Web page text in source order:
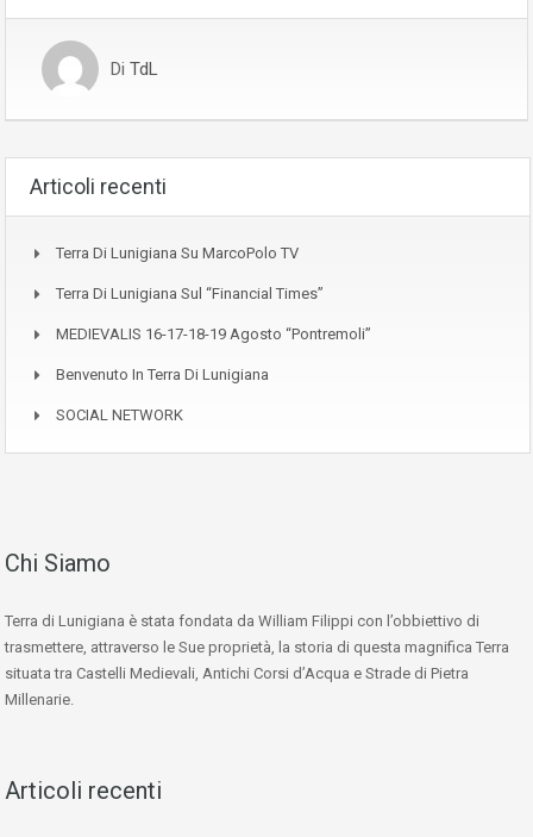
Di TdL
Articoli recenti
Terra Di Lunigiana Su MarcoPolo TV
Terra Di Lunigiana Sul “Financial Times”
MEDIEVALIS 16-17-18-19 Agosto “Pontremoli”
Benvenuto In Terra Di Lunigiana
SOCIAL NETWORK
Chi Siamo
Terra di Lunigiana è stata fondata da William Filippi con l’obbiettivo di
trasmettere, attraverso le Sue proprietà, la storia di questa magnifica Terra
situata tra Castelli Medievali, Antichi Corsi d’Acqua e Strade di Pietra
Millenarie.
Articoli recenti